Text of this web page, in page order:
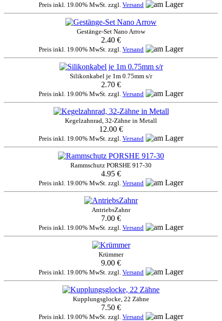
Preis inkl. 19.00% MwSt. zzgl. Versand
Gestänge-Set Nano Arrow
2.40 €
Preis inkl. 19.00% MwSt. zzgl. Versand
Silikonkabel je 1m 0.75mm s/r
2.70 €
Preis inkl. 19.00% MwSt. zzgl. Versand
Kegelzahnrad, 32-Zähne in Metall
12.00 €
Preis inkl. 19.00% MwSt. zzgl. Versand
Rammschutz PORSHE 917-30
4.95 €
Preis inkl. 19.00% MwSt. zzgl. Versand
AntriebsZahnr
7.00 €
Preis inkl. 19.00% MwSt. zzgl. Versand
Krümmer
9.00 €
Preis inkl. 19.00% MwSt. zzgl. Versand
Kupplungsglocke, 22 Zähne
7.50 €
Preis inkl. 19.00% MwSt. zzgl. Versand